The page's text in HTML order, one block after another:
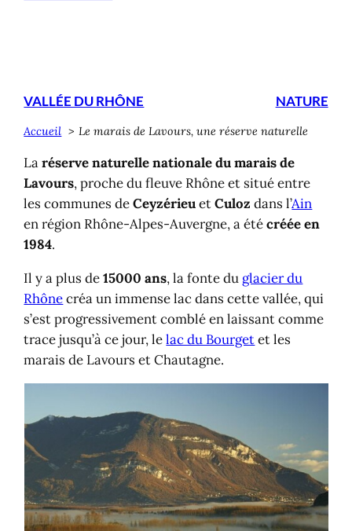
VALLÉE DU RHÔNE NATURE
Accueil Le marais de Lavours, une réserve naturelle
Laréserve naturelle nationale du marais de
Lavours, proche du fleuve Rhône et situé entre
les communes deCeyzérieuetCuloz dans l’Ain
en région Rhône-Alpes-Auvergne, a étécréée en
1984.
Il y a plus de15000 ans, la fonte du glacier du
Rhônecréa un immense lac dans cette vallée, qui
s’est progressivement comblé en laissant comme
trace jusqu’à ce jour, lelac du Bourgetet les
marais de Lavours et Chautagne.